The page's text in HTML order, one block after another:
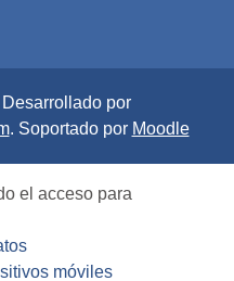
por
. Soportado por Moodle
el acceso para
móviles